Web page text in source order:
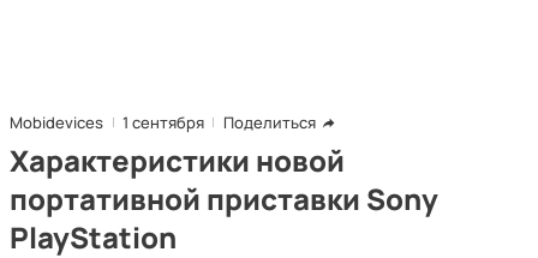
Mobidevices 1 сентября Поделиться
Характеристики новой
портативной приставки Sony
PlayStation